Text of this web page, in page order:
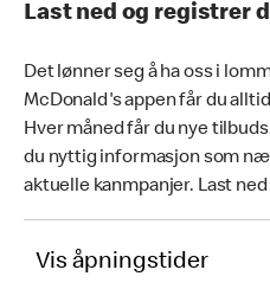
Last ned og registrer
Det lønner seg å ha oss i
McDonald's appen får du
Hver måned får du nye
du nyttig informasjon som
aktuelle kanmpanjer. Last
Vis åpningstider